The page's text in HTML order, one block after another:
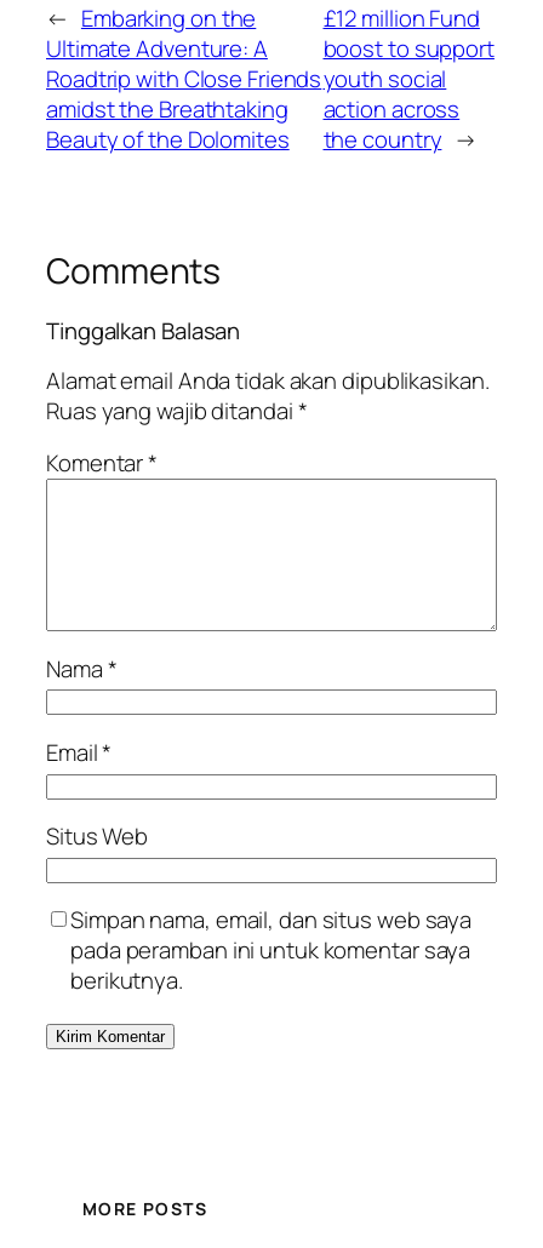
← Embarking on the
Ultimate Adventure: A
Roadtrip with Close Friends
amidst the Breathtaking
Beauty of the Dolomites
£12 million Fund
boost to support
youth social
action across
the country →
Comments
Tinggalkan Balasan
Alamat email Anda tidak akan dipublikasikan.
Ruas yang wajib ditandai*
Komentar*
Nama*
Email*
Situs Web
Simpan nama, email, dan situs web saya
pada peramban ini untuk komentar saya
berikutnya.
MORE POSTS